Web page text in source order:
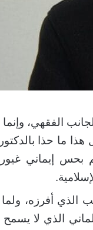
الفقهي، وإنما
ما حذا
بحس إيماني
الذي أفرزه،
الذي لا يسمح